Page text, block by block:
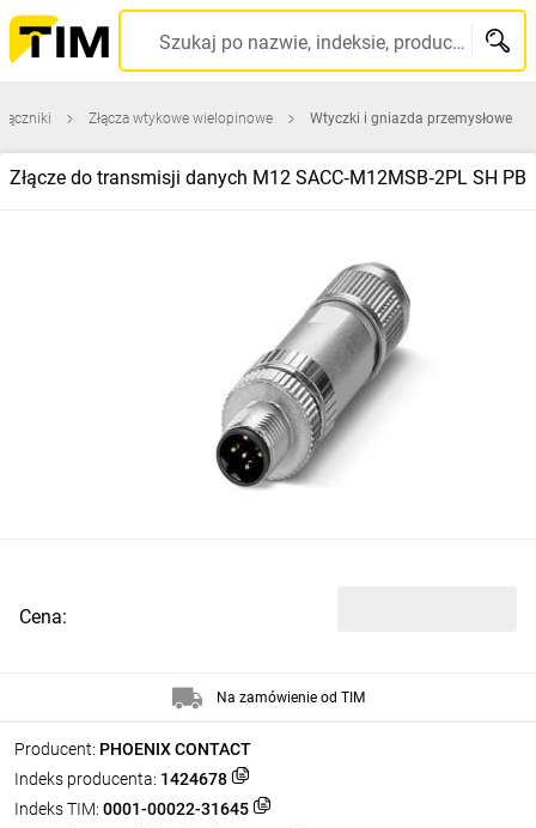
Szukaj po nazwie, indeksie, producencie, kodzie kreskowym...
Złącza wtykowe wielopinowe Wtyczki i gniazda przemysłowe
Złącze do transmisji danych M12 SACC‑M12MSB‑2PL SH PB
Producent: PHOENIX CONTACT
Indeks producenta: 1424678
Indeks TIM: 0001-00022-31645
Cena:
Na zamówienie od TIM